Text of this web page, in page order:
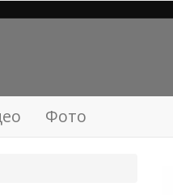
Фото